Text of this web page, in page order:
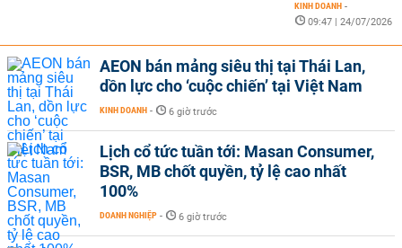
KINH DOANH -
09:47 | 24/07/2026
AEON bán mảng siêu thị tại Thái Lan,
dồn lực cho ‘cuộc chiến’ tại Việt Nam
KINH DOANH - 6 giờ trước
Lịch cổ tức tuần tới: Masan Consumer,
BSR, MB chốt quyền, tỷ lệ cao nhất
100%
DOANH NGHIỆP - 6 giờ trước